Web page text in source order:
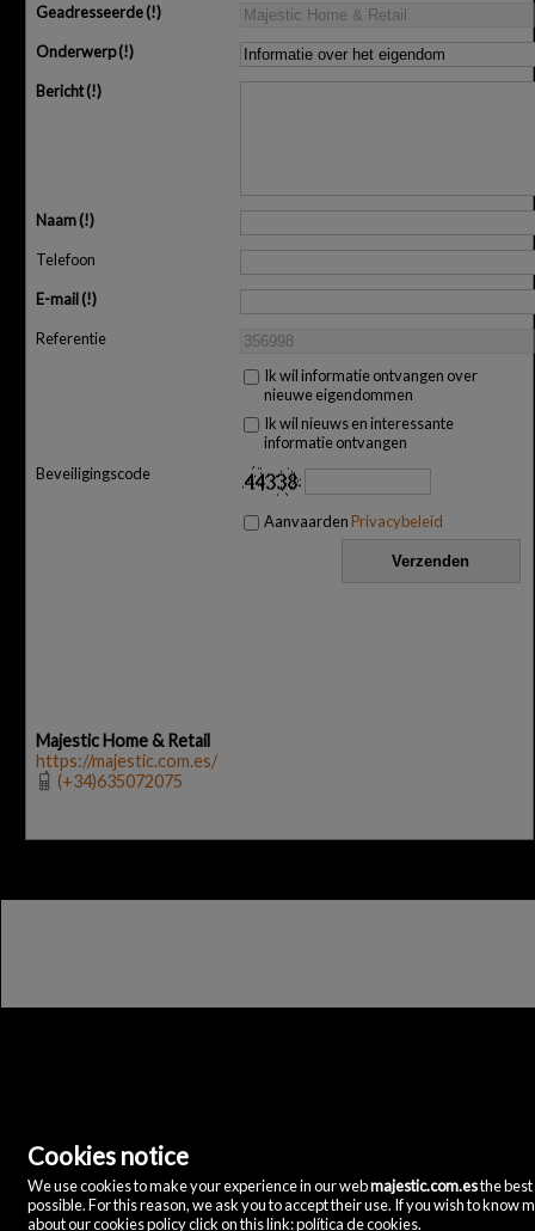
Geadresseerde
Onderwerp
Bericht
Naam
Telefoon
E-mail
Referentie
Ik wil informatie ontvangen over
nieuwe eigendommen
Ik wil nieuws en interessante
informatie ontvangen
Beveiligingscode
Aanvaarden Privacybeleid
Majestic Home & Retail
https://majestic.com.es/
(+34)635072075
Majestic Home & Retail
C/ Velázquez, 12
28001 Madrid()
Cookies notice
We use cookies to make your experience in our webmajestic.com.esthe best
possible. For this reason, we ask you to accept their use. If you wish to know
about our cookies policy click on this link:política de cookies.